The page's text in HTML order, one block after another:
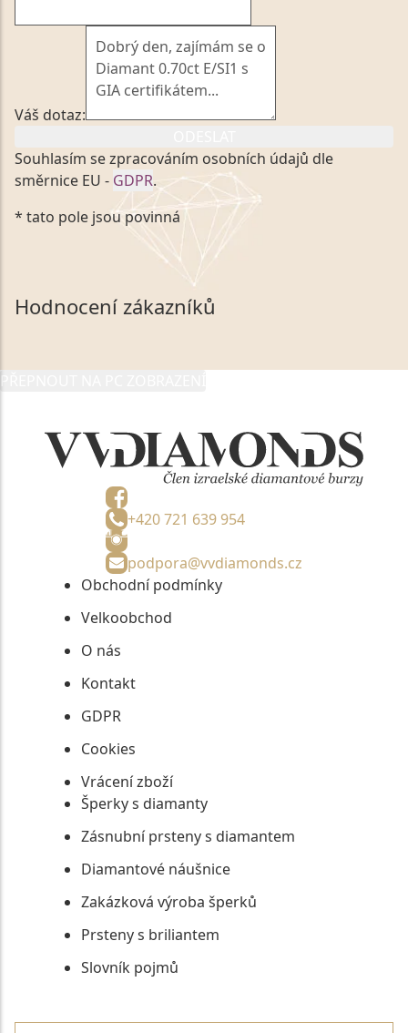
Váš dotaz:
Souhlasím se zpracováním osobních údajů dle
směrnice EU - GDPR.
Kliknutím na výše uvedený odkaz, v souladu se
zákonem č. 101/2000 Sb. v platném znění výslovně
souhlasím se zpracováním a uchováním veškerých
mých osobních údajů, které poskytuji prostřednictvím
společnosti VVDiamonds s.r.o., IČO: 05892481. Tyto
údaje poskytuji společnosti VVDiamonds s.r.o., IČO:
* tato pole jsou povinná
Hodnocení zákazníků
+420 721 639 954
podpora@vvdiamonds.cz
Obchodní podmínky
Velkoobchod
O nás
Kontakt
GDPR
Cookies
Vrácení zboží
Šperky s diamanty
Zásnubní prsteny s diamantem
Diamantové náušnice
Zakázková výroba šperků
Prsteny s briliantem
Slovník pojmů